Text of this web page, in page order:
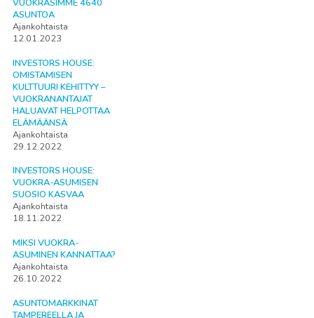
VUOKRASIMME 4640
ASUNTOA
Ajankohtaista
12.01.2023
INVESTORS HOUSE:
OMISTAMISEN
KULTTUURI KEHITTYY –
VUOKRANANTAJAT
HALUAVAT HELPOTTAA
ELÄMÄÄNSÄ
Ajankohtaista
29.12.2022
INVESTORS HOUSE:
VUOKRA-ASUMISEN
SUOSIO KASVAA
Ajankohtaista
18.11.2022
MIKSI VUOKRA-
ASUMINEN KANNATTAA?
Ajankohtaista
26.10.2022
ASUNTOMARKKINAT
TAMPEREELLA JA